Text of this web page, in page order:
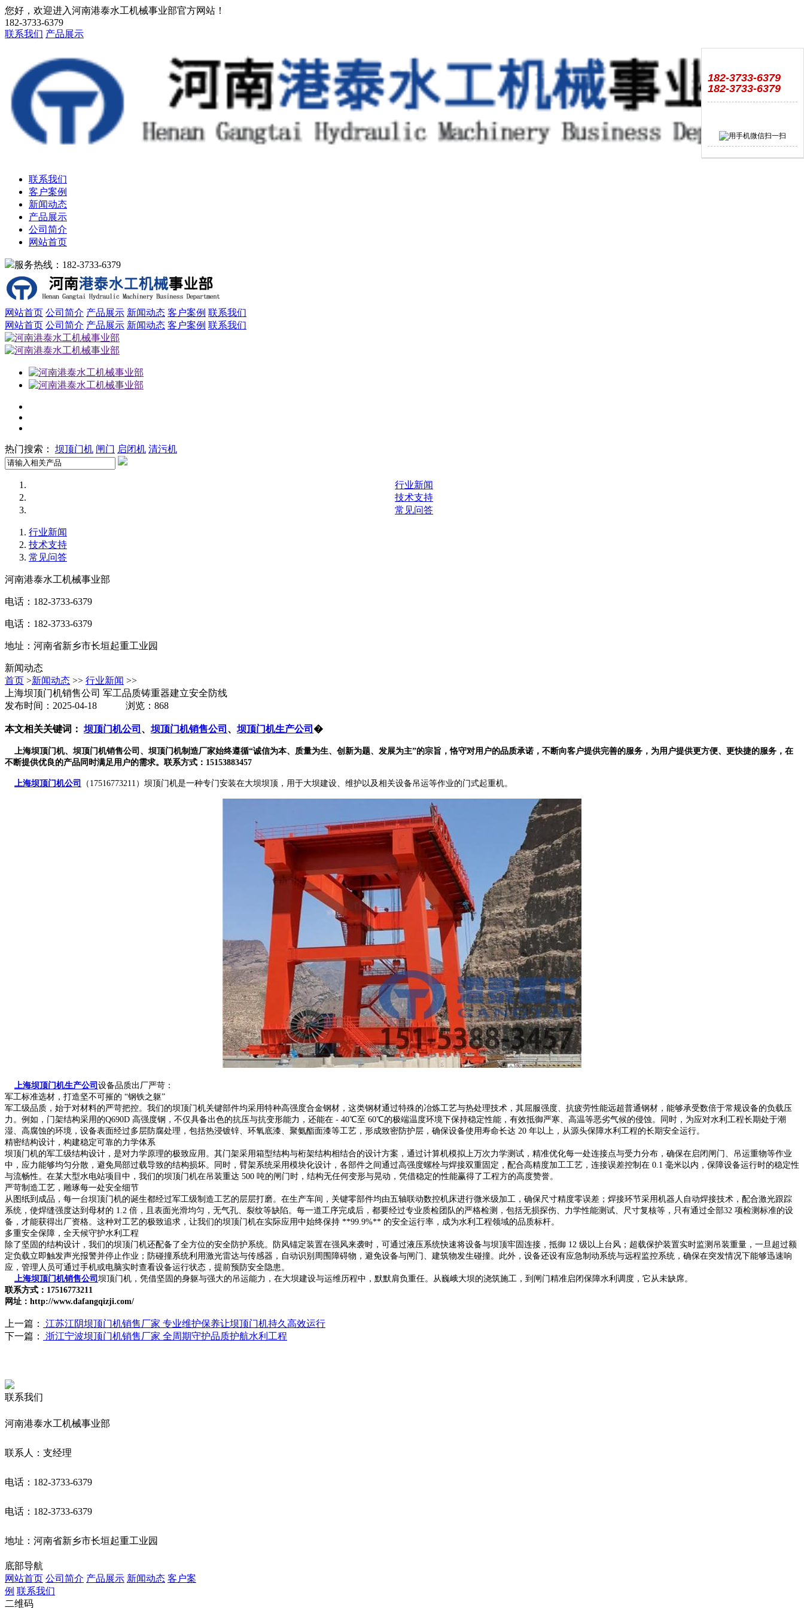
您好，欢迎进入河南港泰水工机械事业部官方网站！
182-3733-6379
联系我们 产品展示
联系我们
客户案例
新闻动态
产品展示
公司简介
网站首页
服务热线：182-3733-6379
网站首页 公司简介 产品展示 新闻动态 客户案例 联系我们
网站首页 公司简介 产品展示 新闻动态 客户案例 联系我们
热门搜索： 坝顶门机 闸门 启闭机 清污机
行业新闻
技术支持
常见问答
行业新闻
技术支持
常见问答
河南港泰水工机械事业部
电话：182-3733-6379
电话：182-3733-6379
地址：河南省新乡市长垣起重工业园
新闻动态
首页 >新闻动态 >> 行业新闻 >>
上海坝顶门机销售公司 军工品质铸重器建立安全防线
发布时间：2025-04-18 浏览：868
本文相关关键词： 坝顶门机公司 、 坝顶门机销售公司 、 坝顶门机生产公司 �
上海坝顶门机、坝顶门机销售公司、坝顶门机制造厂家始终遵循“诚信为本、质量为生、创新为题、发展为主”的宗旨，恪守对用户的品质承诺，不断向客户提供完善的服务，为用户提供更方便、更快捷的服务，在
不断提供优良的产品同时满足用户的需求。联系方式：15153883457
上海坝顶门机公司 （17516773211）坝顶门机是一种专门安装在大坝坝顶，用于大坝建设、维护以及相关设备吊运等作业的门式起重机。
上海坝顶门机生产公司 设备品质出厂严苛：
军工标准选材，打造坚不可摧的 “钢铁之躯”
军工级品质，始于对材料的严苛把控。我们的坝顶门机关键部件均采用特种高强度合金钢材，这类钢材通过特殊的冶炼工艺与热处理技术，其屈服强度、抗疲劳性能远超普通钢材，能够承受数倍于常规设备的负载压
力。例如，门架结构采用的Q690D 高强度钢，不仅具备出色的抗压与抗变形能力，还能在 - 40℃至 60℃的极端温度环境下保持稳定性能，有效抵御严寒、高温等恶劣气候的侵蚀。同时，为应对水利工程长期处于潮
湿、高腐蚀的环境，设备表面经过多层防腐处理，包括热浸镀锌、环氧底漆、聚氨酯面漆等工艺，形成致密防护层，确保设备使用寿命长达 20 年以上，从源头保障水利工程的长期安全运行。
精密结构设计，构建稳定可靠的力学体系
坝顶门机的军工级结构设计，是对力学原理的极致应用。其门架采用箱型结构与桁架结构相结合的设计方案，通过计算机模拟上万次力学测试，精准优化每一处连接点与受力分布，确保在启闭闸门、吊运重物等作业
中，应力能够均匀分散，避免局部过载导致的结构损坏。同时，臂架系统采用模块化设计，各部件之间通过高强度螺栓与焊接双重固定，配合高精度加工工艺，连接误差控制在 0.1 毫米以内，保障设备运行时的稳定性
与流畅性。在某大型水电站项目中，我们的坝顶门机在吊装重达 500 吨的闸门时，结构无任何变形与晃动，凭借稳定的性能赢得了工程方的高度赞誉。
严苛制造工艺，雕琢每一处安全细节
从图纸到成品，每一台坝顶门机的诞生都经过军工级制造工艺的层层打磨。在生产车间，关键零部件均由五轴联动数控机床进行微米级加工，确保尺寸精度零误差；焊接环节采用机器人自动焊接技术，配合激光跟踪
系统，使焊缝强度达到母材的 1.2 倍，且表面光滑均匀，无气孔、裂纹等缺陷。每一道工序完成后，都要经过专业质检团队的严格检测，包括无损探伤、力学性能测试、尺寸复核等，只有通过全部32 项检测标准的设
备，才能获得出厂资格。这种对工艺的极致追求，让我们的坝顶门机在实际应用中始终保持 **99.9%** 的安全运行率，成为水利工程领域的品质标杆。
多重安全保障，全天候守护水利工程
除了坚固的结构设计，我们的坝顶门机还配备了全方位的安全防护系统。防风锚定装置在强风来袭时，可通过液压系统快速将设备与坝顶牢固连接，抵御 12 级以上台风；超载保护装置实时监测吊装重量，一旦超过额
定负载立即触发声光报警并停止作业；防碰撞系统利用激光雷达与传感器，自动识别周围障碍物，避免设备与闸门、建筑物发生碰撞。此外，设备还设有应急制动系统与远程监控系统，确保在突发情况下能够迅速响
应，管理人员可通过手机或电脑实时查看设备运行状态，提前预防安全隐患。
上海坝顶门机销售公司 坝顶门机，凭借坚固的身躯与强大的吊运能力，在大坝建设与运维历程中，默默肩负重任。从巍峨大坝的浇筑施工，到闸门精准启闭保障水利调度，它从未缺席。
联系方式：17516773211
网址：http://www.dafangqizji.com/
上一篇：
江苏江阴坝顶门机销售厂家 专业维护保养让坝顶门机持久高效运行
下一篇：
浙江宁波坝顶门机销售厂家 全周期守护品质护航水利工程
联系我们
河南港泰水工机械事业部
联系人：支经理
电话：182-3733-6379
电话：182-3733-6379
地址：河南省新乡市长垣起重工业园
底部导航
网站首页 公司简介 产品展示 新闻动态 客户案
例 联系我们
二维码
182-3733-6379
182-3733-6379